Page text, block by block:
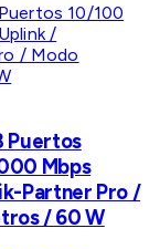
Puertos
Mbps
Partner Pro /
/ 60 W